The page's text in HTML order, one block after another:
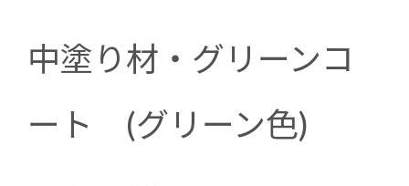
中塗り材・グリーンコ
ート (グリーン色)